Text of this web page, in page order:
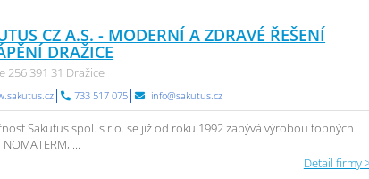
CZ A.S. - MODERNÍ A ZDRAVÉ ŘEŠENÍ
DRAŽICE
256 391 31 Dražice
733 517 075 info@sakutus.cz
Sakutus spol. s r.o. se již od roku 1992 zabývá výrobou topných
...
Detail firmy